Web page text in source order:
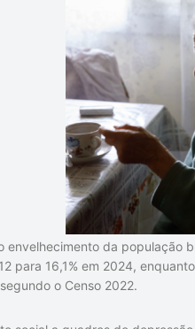
envelhecimento da população
para 16,1% em 2024,
o Censo 2022.